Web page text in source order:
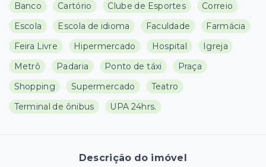
Banco Cartório Clube de Esportes
Correio
Escola
Escola de idioma Faculdade
Farmácia
Feira Livre
Hipermercado Hospital
Igreja
Metrô
Padaria Ponto de táxi
Praça
Shopping
Supermercado
Teatro
Terminal de ônibus
UPA 24hrs.
Descrição do imóvel